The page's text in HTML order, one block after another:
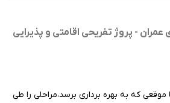
عمران - پروژ تفریحی اقامتی و پذیرایی
موقعی که به بهره برداری برسد،مراحلی را طی